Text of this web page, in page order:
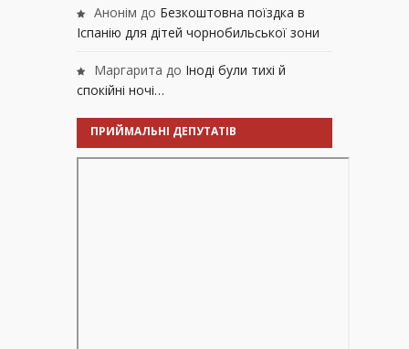
Анонім до Безкоштовна поїздка в
Іспанію для дітей чорнобильської зони
Маргарита до Іноді були тихі й
спокійні ночі…
ПРИЙМАЛЬНІ ДЕПУТАТІВ